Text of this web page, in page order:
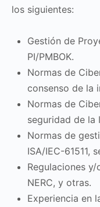
los siguientes:
Gestión de
PI/PMBOK.
Normas de
consenso de la
Normas de
seguridad de la
Normas de
ISA/IEC-61511,
Regulaciones
NERC, y otras.
Experiencia en